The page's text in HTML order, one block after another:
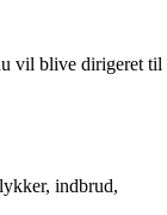
vil blive dirigeret til
indbrud,